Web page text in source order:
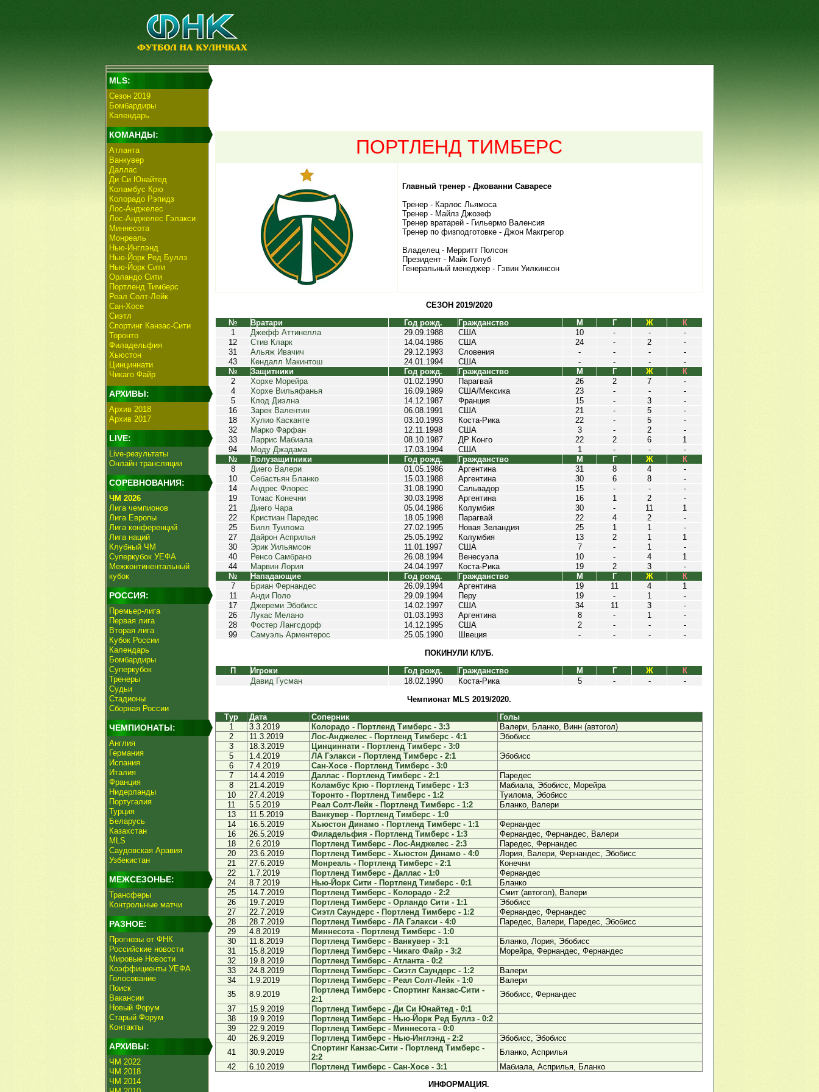
MLS:
Сезон 2019
Бомбардиры
Календарь
КОМАНДЫ:
Атланта
Ванкувер
Даллас
Ди Си Юнайтед
Коламбус Крю
Колорадо Рэпидз
Лос-Анджелес
Лос-Анджелес Гэлакси
Миннесота
Монреаль
Нью-Инглэнд
Нью-Йорк Ред Буллз
Нью-Йорк Сити
Орландо Сити
Портленд Тимберс
Реал Солт-Лейк
Сан-Хосе
Сиэтл
Спортинг Канзас-Сити
Торонто
Филадельфия
Хьюстон
Цинциннати
Чикаго Файр
АРХИВЫ:
Архив 2018
Архив 2017
LIVE:
Live-результаты
Онлайн трансляции
СОРЕВНОВАНИЯ:
ЧМ 2026
Лига чемпионов
Лига Европы
Лига конференций
Лига наций
Клубный ЧМ
Суперкубок УЕФА
Межконтинентальный
кубок
РОССИЯ:
Премьер-лига
Первая лига
Вторая лига
Кубок России
Календарь
Бомбардиры
Суперкубок
Тренеры
Судьи
Стадионы
Сборная России
ЧЕМПИОНАТЫ:
Англия
Германия
Испания
Италия
Франция
Нидерланды
Португалия
Турция
Беларусь
Казахстан
MLS
Саудовская Аравия
Узбекистан
МЕЖСЕЗОНЬЕ:
Трансферы
Контрольные матчи
РАЗНОЕ:
Прогнозы от ФНК
Российские новости
Мировые Новости
Коэффициенты УЕФА
Голосование
Поиск
Вакансии
Новый Форум
Старый Форум
Контакты
АРХИВЫ:
ЧМ 2022
ЧМ 2018
ЧМ 2014
ПОРТЛЕНД ТИМБЕРС
Главный тренер - Джованни Саваресе
Тренер - Карлос Льямоса
Тренер - Майлз Джозеф
Тренер вратарей - Гильермо Валенсия
Тренер по физподготовке - Джон Макгрегор
Владелец - Мерритт Полсон
Президент - Майк Голуб
Генеральный менеджер - Гэвин Уилкинсон
СЕЗОН 2019/2020
№
Вратари Год рожд. Гражданство М Г Ж
К
1
Джефф Аттинелла 29.09.1988 США 10 - -
-
12
Стив Кларк 14.04.1986 США 24 - 2
-
31
Альяж Ивачич 29.12.1993 Словения - - -
-
43
Кендалл Макинтош 24.01.1994 США - - -
-
№
Защитники Год рожд. Гражданство М Г Ж
К
2
Хорхе Морейра 01.02.1990 Парагвай 26 2 7
-
4
Хорхе Вильяфанья 16.09.1989 США/Мексика 23 - -
-
5
Клод Диэлна 14.12.1987 Франция 15 - 3
-
16
Зарек Валентин 06.08.1991 США 21 - 5
-
18
Хулио Касканте 03.10.1993 Коста-Рика 22 - 5
-
32
Марко Фарфан 12.11.1998 США 3 - 2
-
33
Ларрис Мабиала 08.10.1987 ДР Конго 22 2 6
1
94
Моду Джадама 17.03.1994 США 1 - -
-
№
Полузащитники Год рожд. Гражданство М Г Ж
К
8
Диего Валери 01.05.1986 Аргентина 31 8 4
-
10
Себастьян Бланко 15.03.1988 Аргентина 30 6 8
-
14
Андрес Флорес 31.08.1990 Сальвадор 15 - -
-
19
Томас Конечни 30.03.1998 Аргентина 16 1 2
-
21
Диего Чара 05.04.1986 Колумбия 30 - 11
1
22
Кристиан Паредес 18.05.1998 Парагвай 22 4 2
-
25
Билл Туилома 27.02.1995 Новая Зеландия 25 1 1
-
27
Дайрон Асприлья 25.05.1992 Колумбия 13 2 1
1
30
Эрик Уильямсон 11.01.1997 США 7 - 1
-
40
Ренсо Самбрано 26.08.1994 Венесуэла 10 - 4
1
44
Марвин Лория 24.04.1997 Коста-Рика 19 2 3
-
№
Нападающие Год рожд. Гражданство М Г Ж
К
7
Бриан Фернандес 26.09.1994 Аргентина 19 11 4
1
11
Анди Поло 29.09.1994 Перу 19 - 1
-
17
Джереми Эбобисс 14.02.1997 США 34 11 3
-
26
Лукас Мелано 01.03.1993 Аргентина 8 - 1
-
28
Фостер Лангсдорф 14.12.1995 США 2 - -
-
99
Самуэль Арментерос 25.05.1990 Швеция - - -
-
ПОКИНУЛИ КЛУБ.
П
Игроки Год рожд. Гражданство М Г Ж
К
Давид Гусман
18.02.1990 Коста-Рика 5 - -
-
Чемпионат MLS 2019/2020.
Тур
Дата Соперник
Голы
1
3.3.2019 Колорадо - Портленд Тимберс - 3:3
Валери, Бланко, Винн (автогол)
2
11.3.2019 Лос-Анджелес - Портленд Тимберс - 4:1
Эбобисс
3
18.3.2019
Цинциннати - Портленд Тимберс - 3:0
5
1.4.2019 ЛА Гэлакси - Портленд Тимберс - 2:1
Эбобисс
6
7.4.2019
Сан-Хосе - Портленд Тимберс - 3:0
7
14.4.2019 Даллас - Портленд Тимберс - 2:1
Паредес
8
21.4.2019 Коламбус Крю - Портленд Тимберс - 1:3
Мабиала, Эбобисс, Морейра
10
27.4.2019 Торонто - Портленд Тимберс - 1:2
Туилома, Эбобисс
11
5.5.2019 Реал Солт-Лейк - Портленд Тимберс - 1:2
Бланко, Валери
13
11.5.2019
Ванкувер - Портленд Тимберс - 1:0
14
16.5.2019 Хьюстон Динамо - Портленд Тимберс - 1:1
Фернандес
16
26.5.2019 Филадельфия - Портленд Тимберс - 1:3
Фернандес, Фернандес, Валери
18
2.6.2019 Портленд Тимберс - Лос-Анджелес - 2:3
Паредес, Фернандес
20
23.6.2019 Портленд Тимберс - Хьюстон Динамо - 4:0
Лория, Валери, Фернандес, Эбобисс
21
27.6.2019 Монреаль - Портленд Тимберс - 2:1
Конечни
22
1.7.2019 Портленд Тимберс - Даллас - 1:0
Фернандес
24
8.7.2019 Нью-Йорк Сити - Портленд Тимберс - 0:1
Бланко
25
14.7.2019 Портленд Тимберс - Колорадо - 2:2
Смит (автогол), Валери
26
19.7.2019 Портленд Тимберс - Орландо Сити - 1:1
Эбобисс
27
22.7.2019 Сиэтл Саундерс - Портленд Тимберс - 1:2
Фернандес, Фернандес
28
28.7.2019 Портленд Тимберс - ЛА Гэлакси - 4:0
Паредес, Валери, Паредес, Эбобисс
29
4.8.2019
Миннесота - Портленд Тимберс - 1:0
30
11.8.2019 Портленд Тимберс - Ванкувер - 3:1
Бланко, Лория, Эбобисс
31
15.8.2019 Портленд Тимберс - Чикаго Файр - 3:2
Морейра, Фернандес, Фернандес
32
19.8.2019
Портленд Тимберс - Атланта - 0:2
33
24.8.2019 Портленд Тимберс - Сиэтл Саундерс - 1:2
Валери
34
1.9.2019 Портленд Тимберс - Реал Солт-Лейк - 1:0
Валери
35
8.9.2019
Портленд Тимберс - Спортинг Канзас-Сити -
2:1
Эбобисс, Фернандес
37
15.9.2019
Портленд Тимберс - Ди Си Юнайтед - 0:1
38
19.9.2019
Портленд Тимберс - Нью-Йорк Ред Буллз - 0:2
39
22.9.2019
Портленд Тимберс - Миннесота - 0:0
40
26.9.2019 Портленд Тимберс - Нью-Инглэнд - 2:2
Эбобисс, Эбобисс
41
30.9.2019
Спортинг Канзас-Сити - Портленд Тимберс -
2:2
Бланко, Асприлья
42
6.10.2019 Портленд Тимберс - Сан-Хосе - 3:1
Мабиала, Асприлья, Бланко
ИНФОРМАЦИЯ.